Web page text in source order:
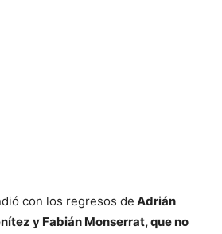
con los regresos de Adrián
y Fabián Monserrat, que no